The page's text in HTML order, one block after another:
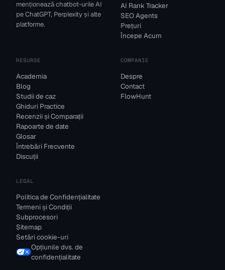
menționează chatbot-urile AI
pe ChatGPT, Perplexity și alte
platforme.
AI Rank Tracker
SEO Agents
Prețuri
Începe Acum
RESURSE
Academia
Blog
Studii de caz
Ghiduri Practice
Recenzii și Comparații
Rapoarte de date
Glosar
Întrebări Frecvente
Discuții
COMPANIE
Despre
Contact
FlowHunt
LEGAL
Politica de Confidențialitate
Termeni și Condiții
Subprocesori
Sitemap
Setări cookie-uri
Opțiunile dvs. de
confidențialitate